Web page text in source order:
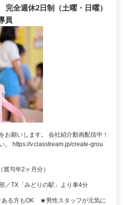
全週休2日制（土曜・日曜）
員
お願いします。 会社紹介動画配信中！
。 https://v.classtream.jp/create-grou
与年2ヶ月分）
／TX「みどりの駅」より車4分
ある方もOK ★男性スタッフが元気に